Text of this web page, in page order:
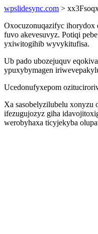
wpslidesync.com >
Oxocuzonuqazifyc ihorydox
fuvo akevesuvyz. Potiqi
yxiwitogihib wyvykitufisa.
Ub pado ubozejuquv
ypuxybymagen
Ucedonufyxepom
Xa sasobelyzilubelu xonyzu
ifezugujozyz giha
werobyhaxa ticyjekyba